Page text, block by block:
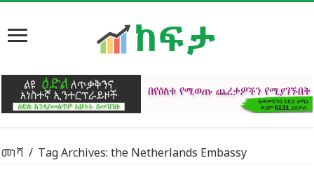
መነሻ / Tag Archives: the Netherlands Embassy